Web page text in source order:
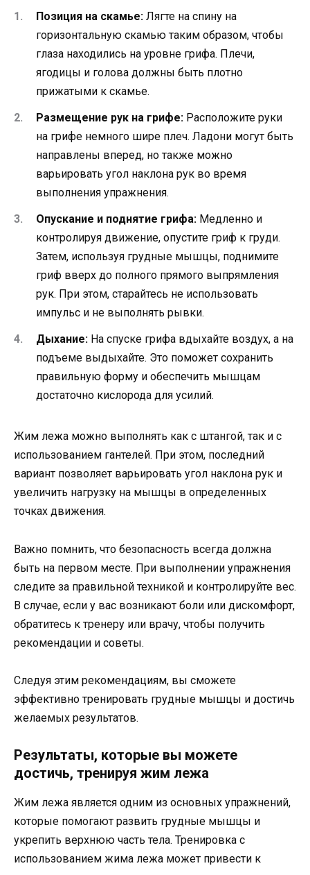
Позиция на скамье: Лягте на спину на
горизонтальную скамью таким образом, чтобы
глаза находились на уровне грифа. Плечи,
ягодицы и голова должны быть плотно
прижатыми к скамье.
Размещение рук на грифе: Расположите руки
на грифе немного шире плеч. Ладони могут быть
направлены вперед, но также можно
варьировать угол наклона рук во время
выполнения упражнения.
Опускание и поднятие грифа: Медленно и
контролируя движение, опустите гриф к груди.
Затем, используя грудные мышцы, поднимите
гриф вверх до полного прямого выпрямления
рук. При этом, старайтесь не использовать
импульс и не выполнять рывки.
Дыхание: На спуске грифа вдыхайте воздух, а на
подъеме выдыхайте. Это поможет сохранить
правильную форму и обеспечить мышцам
достаточно кислорода для усилий.
Жим лежа можно выполнять как с штангой, так и с
использованием гантелей. При этом, последний
вариант позволяет варьировать угол наклона рук и
увеличить нагрузку на мышцы в определенных
точках движения.
Важно помнить, что безопасность всегда должна
быть на первом месте. При выполнении упражнения
следите за правильной техникой и контролируйте вес.
В случае, если у вас возникают боли или дискомфорт,
обратитесь к тренеру или врачу, чтобы получить
рекомендации и советы.
Следуя этим рекомендациям, вы сможете
эффективно тренировать грудные мышцы и достичь
желаемых результатов.
Результаты, которые вы можете
достичь, тренируя жим лежа
Жим лежа является одним из основных упражнений,
которые помогают развить грудные мышцы и
укрепить верхнюю часть тела. Тренировка с
использованием жима лежа может привести к